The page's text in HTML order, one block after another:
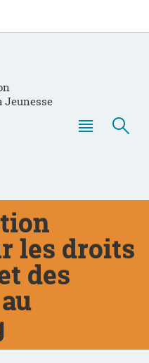
Jeunesse
les droits
des